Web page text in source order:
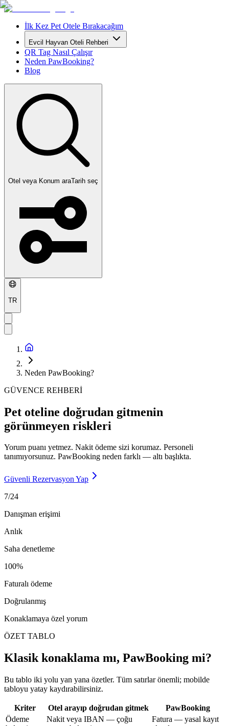
İlk Kez Pet Otele Bırakacağım
Evcil Hayvan Oteli Rehberi
QR Tag Nasıl Çalışır
Neden PawBooking?
Blog
Otel veya Konum araTarih seç
TR
Neden PawBooking?
GÜVENCE REHBERİ
Pet oteline doğrudan gitmenin
görünmeyen riskleri
Yorum puanı yetmez. Nakit ödeme sizi korumaz. Personeli
tanımıyorsunuz. PawBooking neden farklı — altı başlıkta.
Güvenli Rezervasyon Yap
7/24
Danışman erişimi
Anlık
Saha denetleme
100%
Faturalı ödeme
Doğrulanmış
Konaklamaya özel yorum
ÖZET TABLO
Klasik konaklama mı, PawBooking mi?
Bu tablo iki yolu yan yana özetler. Tüm satırlar önemli; mobilde
tabloyu yatay kaydırabilirsiniz.
Kriter Otel arayıp doğrudan gitmek
PawBooking
Ödeme
Nakit veya IBAN — çoğu
Fatura — yasal kayıt